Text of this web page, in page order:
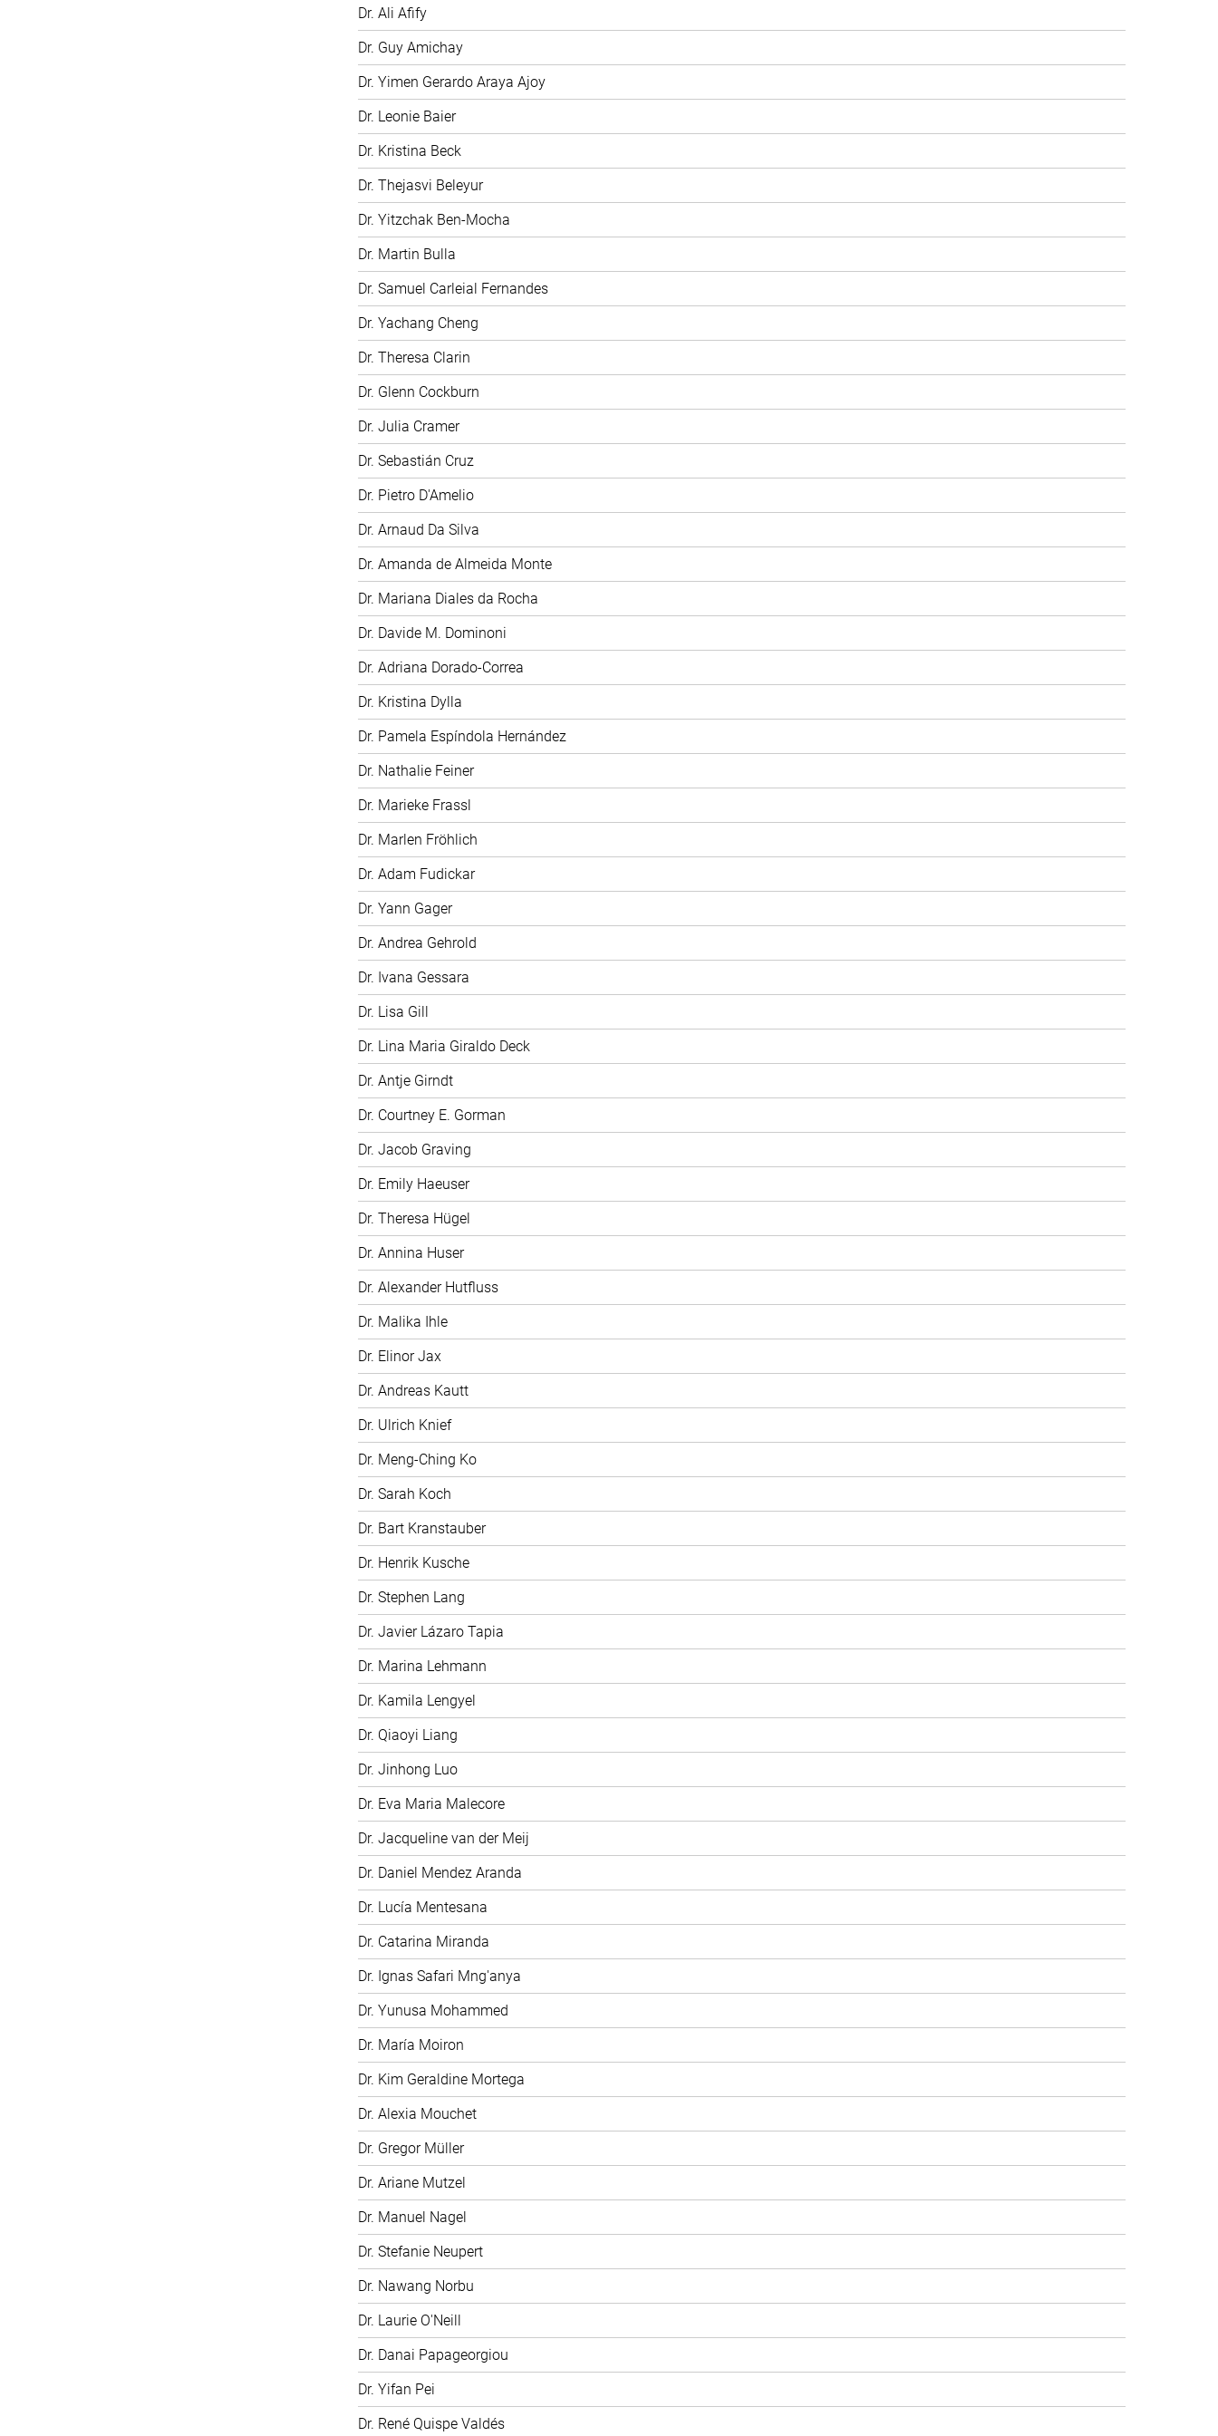
Dr. Ali Afify
Dr. Guy Amichay
Dr. Yimen Gerardo Araya Ajoy
Dr. Leonie Baier
Dr. Kristina Beck
Dr. Thejasvi Beleyur
Dr. Yitzchak Ben-Mocha
Dr. Martin Bulla
Dr. Samuel Carleial Fernandes
Dr. Yachang Cheng
Dr. Theresa Clarin
Dr. Glenn Cockburn
Dr. Julia Cramer
Dr. Sebastián Cruz
Dr. Pietro D'Amelio
Dr. Arnaud Da Silva
Dr. Amanda de Almeida Monte
Dr. Mariana Diales da Rocha
Dr. Davide M. Dominoni
Dr. Adriana Dorado-Correa
Dr. Kristina Dylla
Dr. Pamela Espíndola Hernández
Dr. Nathalie Feiner
Dr. Marieke Frassl
Dr. Marlen Fröhlich
Dr. Adam Fudickar
Dr. Yann Gager
Dr. Andrea Gehrold
Dr. Ivana Gessara
Dr. Lisa Gill
Dr. Lina Maria Giraldo Deck
Dr. Antje Girndt
Dr. Courtney E. Gorman
Dr. Jacob Graving
Dr. Emily Haeuser
Dr. Theresa Hügel
Dr. Annina Huser
Dr. Alexander Hutfluss
Dr. Malika Ihle
Dr. Elinor Jax
Dr. Andreas Kautt
Dr. Ulrich Knief
Dr. Meng-Ching Ko
Dr. Sarah Koch
Dr. Bart Kranstauber
Dr. Henrik Kusche
Dr. Stephen Lang
Dr. Javier Lázaro Tapia
Dr. Marina Lehmann
Dr. Kamila Lengyel
Dr. Qiaoyi Liang
Dr. Jinhong Luo
Dr. Eva Maria Malecore
Dr. Jacqueline van der Meij
Dr. Daniel Mendez Aranda
Dr. Lucía Mentesana
Dr. Catarina Miranda
Dr. Ignas Safari Mng'anya
Dr. Yunusa Mohammed
Dr. María Moiron
Dr. Kim Geraldine Mortega
Dr. Alexia Mouchet
Dr. Gregor Müller
Dr. Ariane Mutzel
Dr. Manuel Nagel
Dr. Stefanie Neupert
Dr. Nawang Norbu
Dr. Laurie O'Neill
Dr. Danai Papageorgiou
Dr. Yifan Pei
Dr. René Quispe Valdés